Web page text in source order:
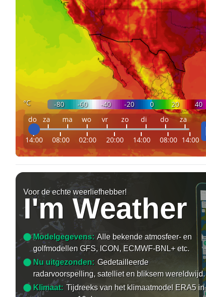
°C -80 -60 -40 -20 0 20 40
do
za ma wo vr zo di do za
14:00 08:00 02:00 20:00 14:00 08:00 14:00
Voor de echte weerliefhebber!
I'm Weather
Modelgegevens: Alle bekende atmosfeer- en
golfmodellen GFS, ICON, ECMWF-BNL+ etc.
Nu uitgezonden: Gedetailleerde
radarvoorspelling, satelliet en bliksem wereldwijd.
Klimaat: Tijdreeks van het klimaatmodel ERA5 in